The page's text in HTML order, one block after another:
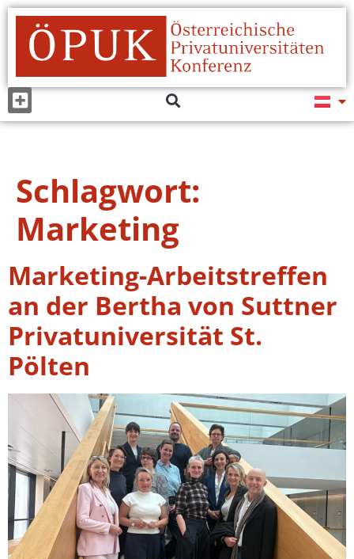
Schlagwort:
Marketing
Marketing-Arbeitstreffen
an der Bertha von Suttner
Privatuniversität St.
Pölten